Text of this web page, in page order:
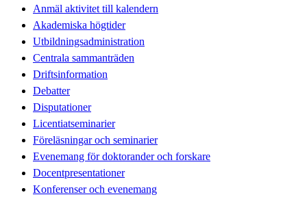
Anmäl aktivitet till kalendern
Akademiska högtider
Utbildningsadministration
Centrala sammanträden
Driftsinformation
Debatter
Disputationer
Licentiatseminarier
Föreläsningar och seminarier
Evenemang för doktorander och forskare
Docentpresentationer
Konferenser och evenemang